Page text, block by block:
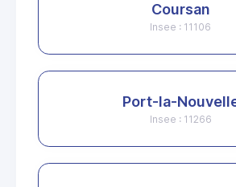
Coursan
Insee : 11106
Port-la-
Insee : 11266